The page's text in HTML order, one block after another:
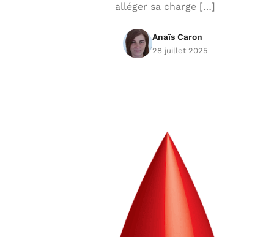
alléger sa charge […]
Anaïs Caron
28 juillet 2025